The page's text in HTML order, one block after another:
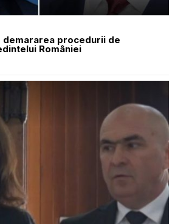
demararea procedurii de
României